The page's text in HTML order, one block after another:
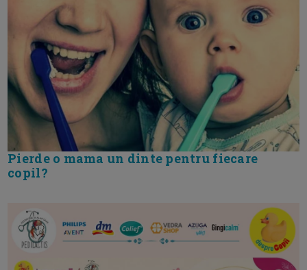
Pierde o mama un dinte pentru fiecare
copil?